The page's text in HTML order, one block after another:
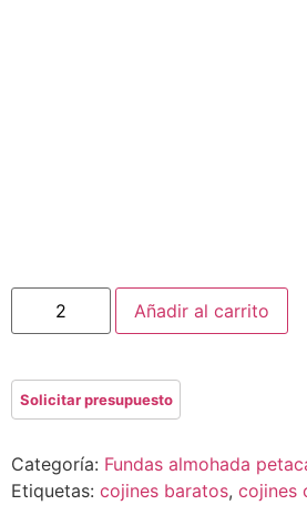
Añadir al carrito
Categoría: Fundas almohada
Etiquetas: cojines baratos, cojines